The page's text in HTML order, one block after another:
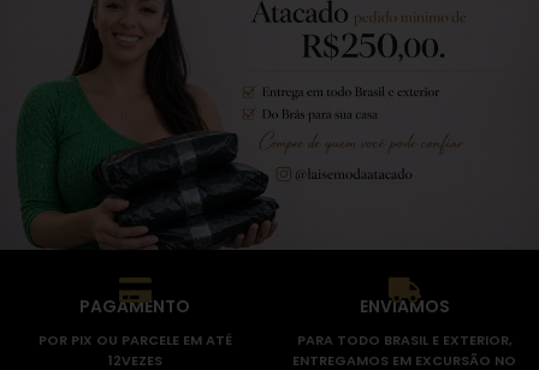
PAGAMENTO
POR PIX OU PARCELE EM ATÉ
12VEZES
ENVIAMOS
PARA TODO BRASIL E EXTERIOR,
ENTREGAMOS EM EXCURSÃO NO